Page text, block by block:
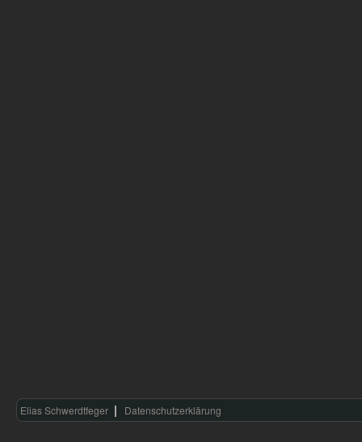
Elias Schwerdtfeger Datenschutzerklärung